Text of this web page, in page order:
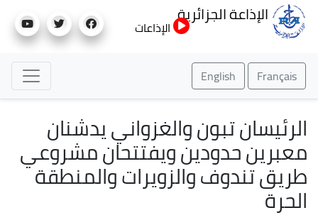
إلى
الإذاعة الجزائرية
الإذاعات
Français
English
الرئيسان تبون والغزواني يدشنان
معبرين حدودين ويفتتحان مشروعي
طريق تندوف والزويرات والمنطقة
الحرة